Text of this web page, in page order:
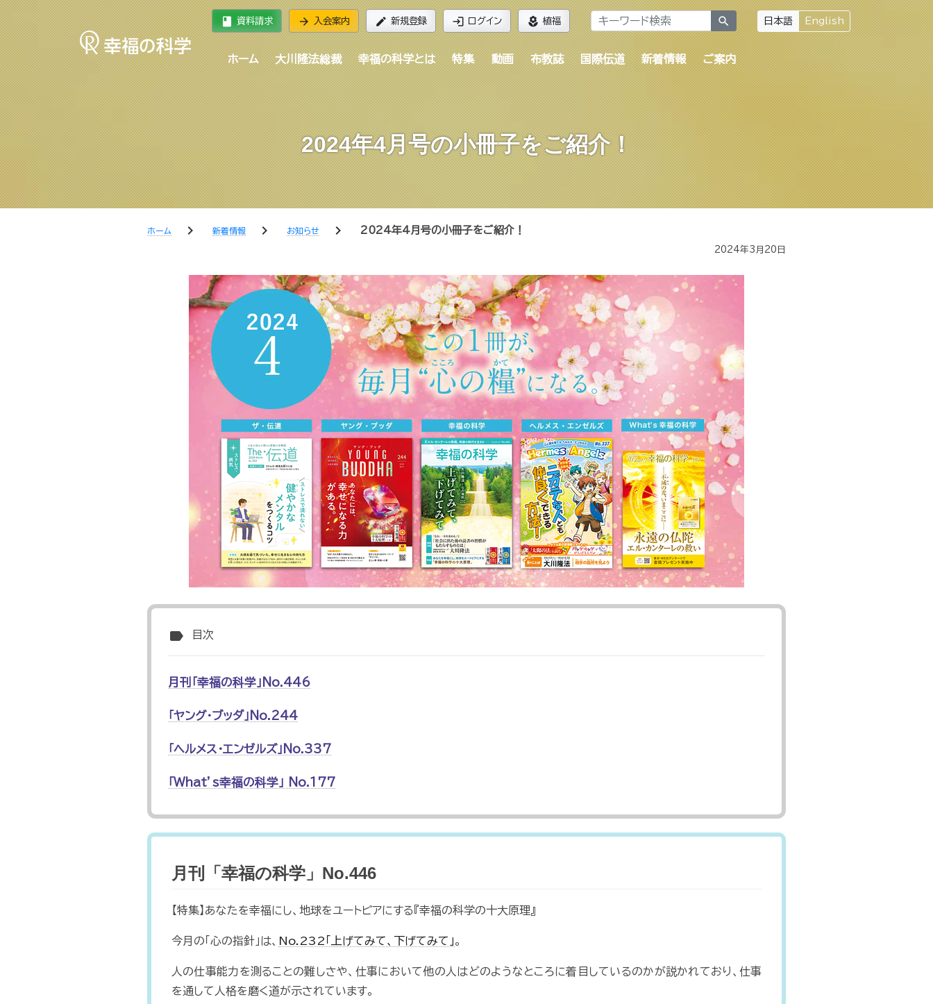
book 資料請求 arrow_forward 入会案内 edit 新規登録 login ログイン local_florist 植福 search 日本語 English
ホーム 大川隆法総裁 幸福の科学とは 特集 動画 布教誌 国際伝道 新着情報 ご案内
2024年4月号の小冊子をご紹介！
ホーム chevron_right 新着情報 chevron_right お知らせ chevron_right 2024年4月号の小冊子をご紹介！
2024年3月20日
label 目次
月刊「幸福の科学」No.446
「ヤング・ブッダ」No.244
「ヘルメス・エンゼルズ」No.337
「What’s幸福の科学」 No.177
月刊「幸福の科学」No.446
【特集】あなたを幸福にし、地球をユートピアにする『幸福の科学の十大原理』
今月の「心の指針」は、 No.232「上げてみて、下げてみて」。
人の仕事能力を測ることの難しさや、仕事において他の人はどのようなところに着目しているのかが説かれており、仕事
を通して人格を磨く道が示されています。